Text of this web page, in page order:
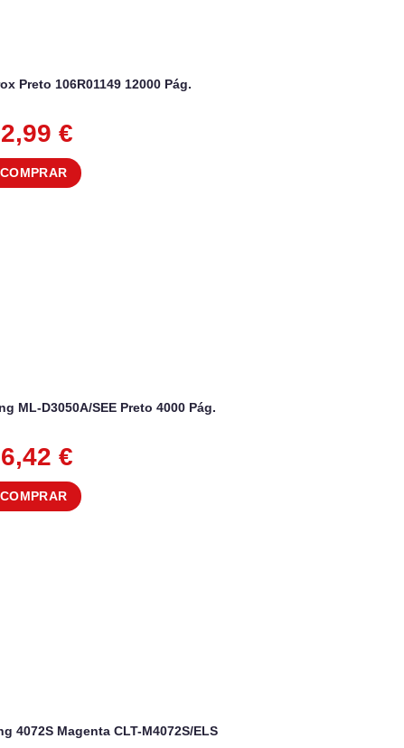
Preto 106R01149 12000 Pág.
€
COMPRAR
ML-D3050A/SEE Preto 4000 Pág.
€
COMPRAR
4072S Magenta CLT-M4072S/ELS